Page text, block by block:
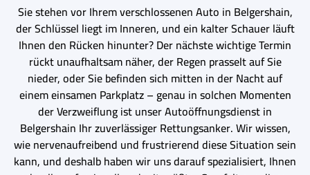
Sie stehen vor Ihrem verschlossenen Auto in Belgershain,
der Schlüssel liegt im Inneren, und ein kalter Schauer läuft
Ihnen den Rücken hinunter? Der nächste wichtige Termin
rückt unaufhaltsam näher, der Regen prasselt auf Sie
nieder, oder Sie befinden sich mitten in der Nacht auf
einem einsamen Parkplatz – genau in solchen Momenten
der Verzweiflung ist unser Autoöffnungsdienst in
Belgershain Ihr zuverlässiger Rettungsanker. Wir wissen,
wie nervenaufreibend und frustrierend diese Situation sein
kann, und deshalb haben wir uns darauf spezialisiert, Ihnen